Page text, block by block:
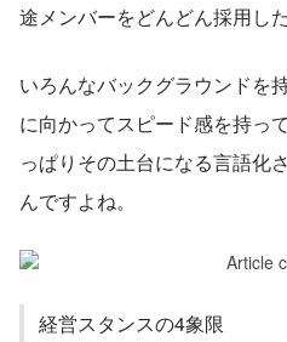
途メンバーをどんどん採用し
いろんなバックグラウンドを
に向かってスピード感を持っ
っぱりその土台になる言語化
んですよね。
経営スタンスの4象限